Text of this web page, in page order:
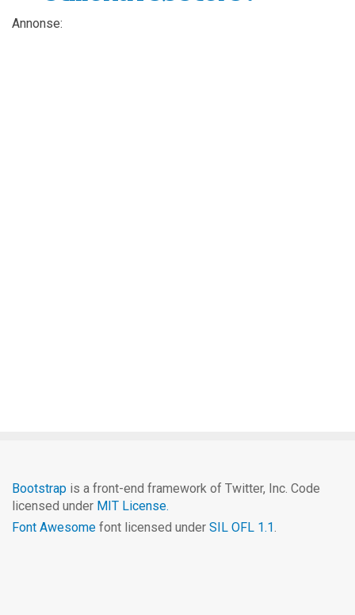
Annonse:
Bootstrap is a front-end framework of Twitter, Inc. Code
licensed under MIT License.
Font Awesome font licensed under SIL OFL 1.1.